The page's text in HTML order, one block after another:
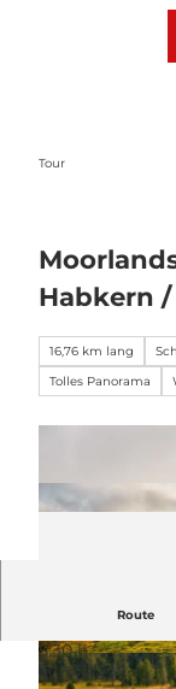
Tour
Habkern
16,76 km lang
Tolles Panorama
© Beat Brechbühl,
Route
5:30 h
640 m